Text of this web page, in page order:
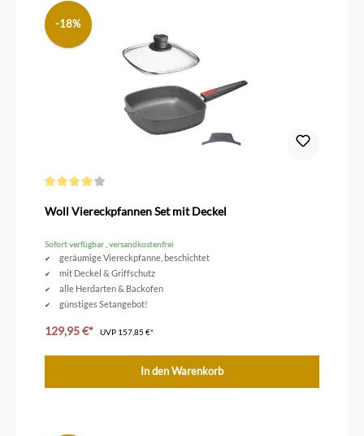
-18%
Woll Viereckpfannen Set mit Deckel
Sofort verfügbar , versandkostenfrei
geräumige Viereckpfanne, beschichtet
mit Deckel & Griffschutz
alle Herdarten & Backofen
günstiges Setangebot!
129,95 €* UVP 157,85 €*
In den Warenkorb